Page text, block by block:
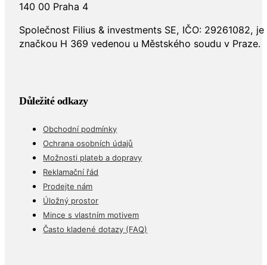
140 00 Praha 4
Společnost Filius & investments SE, IČO: 29261082,
značkou H 369 vedenou u Městského soudu v Praze.
Důležité odkazy
Obchodní podmínky
Ochrana osobních údajů
Možnosti plateb a dopravy
Reklamační řád
Prodejte nám
Úložný prostor
Mince s vlastním motivem
Často kladené dotazy (FAQ)